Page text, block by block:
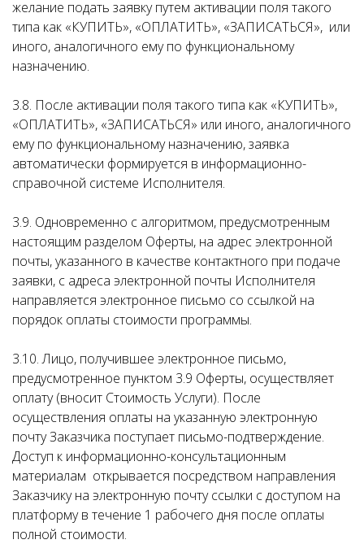
желание подать заявку путем активации поля такого
типа как «КУПИТЬ», «ОПЛАТИТЬ», «ЗАПИСАТЬСЯ», или
иного, аналогичного ему по функциональному
назначению.
3.8. После активации поля такого типа как «КУПИТЬ»,
«ОПЛАТИТЬ», «ЗАПИСАТЬСЯ» или иного, аналогичного
ему по функциональному назначению, заявка
автоматически формируется в информационно-
справочной системе Исполнителя.
3.9. Одновременно с алгоритмом, предусмотренным
настоящим разделом Оферты, на адрес электронной
почты, указанного в качестве контактного при подаче
заявки, с адреса электронной почты Исполнителя
направляется электронное письмо со ссылкой на
порядок оплаты стоимости программы.
3.10. Лицо, получившее электронное письмо,
предусмотренное пунктом 3.9 Оферты, осуществляет
оплату (вносит Стоимость Услуги). После
осуществления оплаты на указанную электронную
почту Заказчика поступает письмо-подтверждение.
Доступ к информационно-консультационным
материалам открывается посредством направления
Заказчику на электронную почту ссылки с доступом на
платформу в течение 1 рабочего дня после оплаты
полной стоимости.